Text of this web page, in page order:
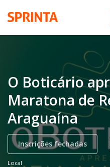
O Boticário
Maratona de
Araguaína
Inscrições fechadas
Local